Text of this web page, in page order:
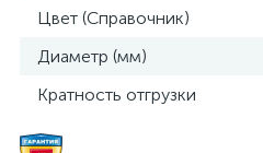
Цвет (Справочник)
Диаметр (мм)
Кратность отгрузки